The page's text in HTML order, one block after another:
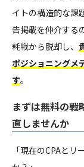
イトの構造的な課
告掲載を仲介する
耗戦から脱却し、
ポジショニングメ
す。
まずは無料の
直しませんか
「現在のCPAと